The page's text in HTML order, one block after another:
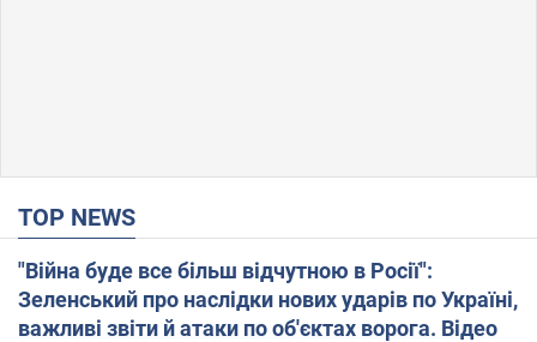
TOP NEWS
"Війна буде все більш відчутною в Росії":
Зеленський про наслідки нових ударів по Україні,
важливі звіти й атаки по об'єктах ворога. Відео